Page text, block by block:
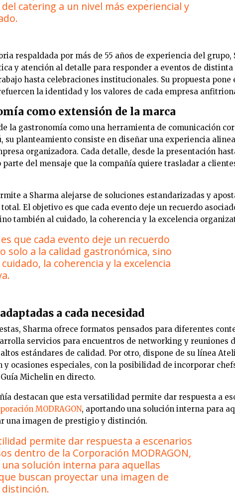
catering a un nivel más experiencial y
respaldada por más de 55 años de experiencia del grupo,
y atención al detalle para responder a eventos de distinta
hasta celebraciones institucionales. Su propuesta pone
la identidad y los valores de cada empresa
como extensión de la marca
la gastronomía como una herramienta de comunicación
su planteamiento consiste en diseñar una experiencia
organizadora. Cada detalle, desde la presentación
parte del mensaje que la compañía quiere trasladar a
a Sharma alejarse de soluciones estandarizadas y
El objetivo es que cada evento deje un recuerdo
también al cuidado, la coherencia y la excelencia
que cada evento deje un recuerdo
solo a la calidad gastronómica, sino
la coherencia y la excelencia
a cada necesidad
Sharma ofrece formatos pensados para diferentes
servicios para encuentros de networking y reuniones
estándares de calidad. Por otro, dispone de su línea
y ocasiones especiales, con la posibilidad de incorporar
Guía Michelin en directo.
destacan que esta versatilidad permite dar respuesta a
MODRAGON, aportando una solución interna para
una imagen de prestigio y distinción.
permite dar respuesta a escenarios
dentro de la Corporación MODRAGON,
solución interna para aquellas
buscan proyectar una imagen de